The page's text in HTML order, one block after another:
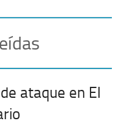
ataque en El